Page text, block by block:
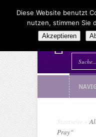
Startseite
Pray“
Diese Website benutzt
nutzen, stimmen Sie
Akzeptieren